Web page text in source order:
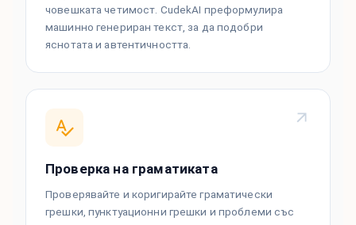
човешката четимост. CudekAI преформулира
машинно генериран текст, за да подобри
яснотата и автентичността.
Проверка на граматиката
Проверявайте и коригирайте граматически
грешки, пунктуационни грешки и проблеми със